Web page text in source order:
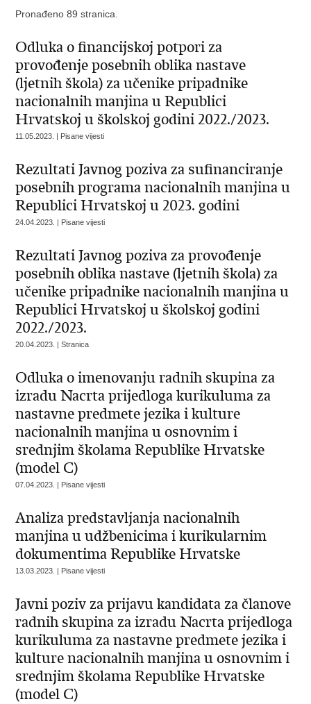
Pronađeno 89 stranica.
Odluka o financijskoj potpori za
provođenje posebnih oblika nastave
(ljetnih škola) za učenike pripadnike
nacionalnih manjina u Republici
Hrvatskoj u školskoj godini 2022./2023.
11.05.2023. | Pisane vijesti
Rezultati Javnog poziva za sufinanciranje
posebnih programa nacionalnih manjina u
Republici Hrvatskoj u 2023. godini
24.04.2023. | Pisane vijesti
Rezultati Javnog poziva za provođenje
posebnih oblika nastave (ljetnih škola) za
učenike pripadnike nacionalnih manjina u
Republici Hrvatskoj u školskoj godini
2022./2023.
20.04.2023. | Stranica
Odluka o imenovanju radnih skupina za
izradu Nacrta prijedloga kurikuluma za
nastavne predmete jezika i kulture
nacionalnih manjina u osnovnim i
srednjim školama Republike Hrvatske
(model C)
07.04.2023. | Pisane vijesti
Analiza predstavljanja nacionalnih
manjina u udžbenicima i kurikularnim
dokumentima Republike Hrvatske
13.03.2023. | Pisane vijesti
Javni poziv za prijavu kandidata za članove
radnih skupina za izradu Nacrta prijedloga
kurikuluma za nastavne predmete jezika i
kulture nacionalnih manjina u osnovnim i
srednjim školama Republike Hrvatske
(model C)